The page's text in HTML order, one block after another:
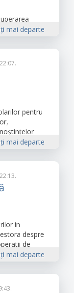
mai departe
pentru
mai departe
in
despre
de
mai departe